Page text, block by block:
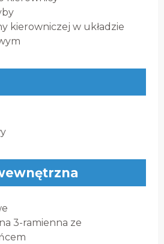
kierowniczej w układzie
3-ramienna ze